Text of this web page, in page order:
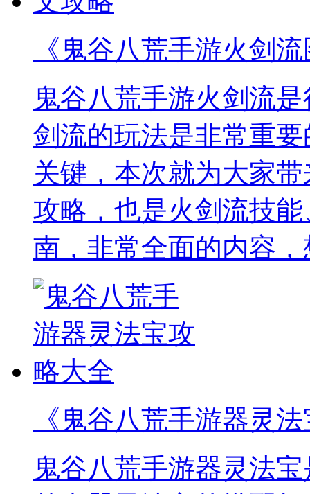
《鬼谷八荒手游火剑
鬼谷八荒手游火剑流
剑流的玩法是非常重
关键，本次就为大家
攻略，也是火剑流技
南，非常全面的内容
《鬼谷八荒手游器灵
鬼谷八荒手游器灵法